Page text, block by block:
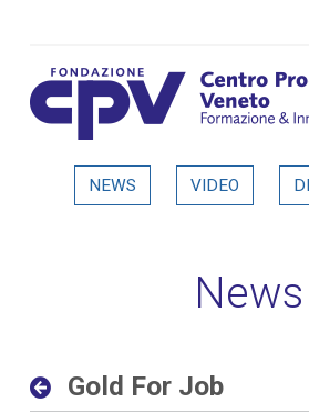
Gold For Job -
NEWS VIDEO
News
Gold For Job